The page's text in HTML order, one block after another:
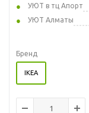
УЮТ в тц Апорт
УЮТ Алматы
Бренд
IKEA